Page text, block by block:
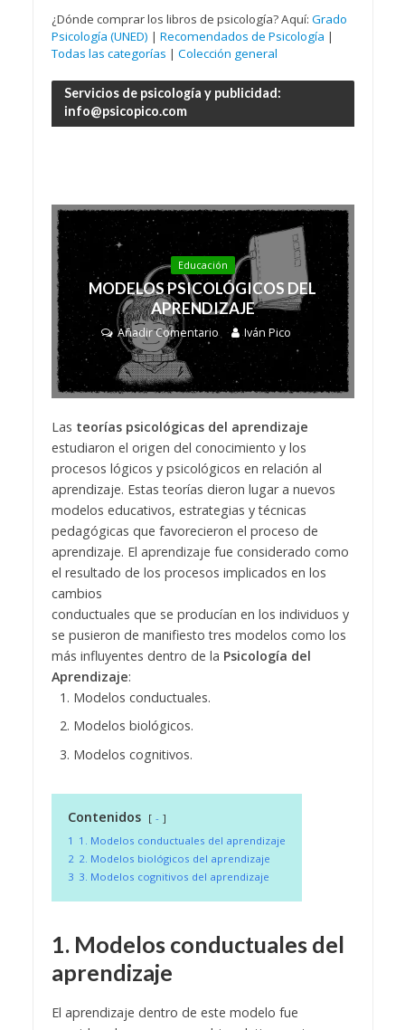
¿Dónde comprar los libros de psicología? Aquí: Grado
Psicología (UNED) | Recomendados de Psicología |
Todas las categorías | Colección general
Servicios de psicología y publicidad:
info@psicopico.com
Educación
MODELOS PSICOLÓGICOS DEL
APRENDIZAJE
Añadir Comentario Iván Pico
Las teorías psicológicas del aprendizaje
estudiaron el origen del conocimiento y los
procesos lógicos y psicológicos en relación al
aprendizaje. Estas teorías dieron lugar a nuevos
modelos educativos, estrategias y técnicas
pedagógicas que favorecieron el proceso de
aprendizaje. El aprendizaje fue considerado como
el resultado de los procesos implicados en los
cambios
conductuales que se producían en los individuos y
se pusieron de manifiesto tres modelos como los
más influyentes dentro de la Psicología del
Aprendizaje:
Modelos conductuales.
Modelos biológicos.
Modelos cognitivos.
Contenidos
-
1 1. Modelos conductuales del aprendizaje
2 2. Modelos biológicos del aprendizaje
3 3. Modelos cognitivos del aprendizaje
1. Modelos conductuales del
aprendizaje
El aprendizaje dentro de este modelo fue